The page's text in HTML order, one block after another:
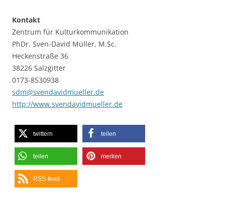
Kontakt
Zentrum für Kulturkommunikation
PhDr. Sven-David Müller, M.Sc.
Heckenstraße 36
38226 Salzgitter
0173-8530938
sdm@svendavidmueller.de
http://www.svendavidmueller.de
twittern teilen
teilen merken
RSS-feed